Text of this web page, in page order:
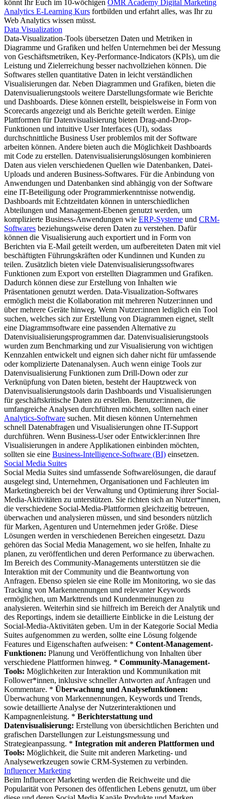
könnt Ihr Euch im 10-wöchigen OMR Academy Digital Marketing
Analytics E-Learning Kurs fortbilden und erfahrt alles, was Ihr zu
Web Analytics wissen müsst.
Data Visualization
Data-Visualization-Tools übersetzen Daten und Metriken in
Diagramme und Grafiken und helfen Unternehmen bei der Messung
von Geschäftsmetriken, Key-Performance-Indicators (KPIs), um die
Leistung und Zielerreichung besser nachvollziehen können. Die
Softwares stellen quantitative Daten in leicht verständlichen
Visualisierungen dar. Neben Diagrammen und Grafiken, bieten die
Datenvisualierungstools weitere Darstellungsformate wie Berichte
und Dashboards. Diese können erstellt, beispielsweise in Form von
Scorecards angezeigt und als Berichte geteilt werden. Einige
Plattformen für Datenvisualisierung bieten Drag-and-Drop-
Funktionen und intuitive User Interfaces (UI), sodass
durchschnittliche Business User problemlos mit der Software
arbeiten können. Andere bieten auch die Möglichkeit Dashboards
mit Code zu erstellen. Datenvisualisierungslösungen kombinieren
Daten aus vielen verschiedenen Quellen wie Datenbanken, Datei-
Uploads und anderen Business-Softwares. Für die Anbindung von
Anwendungen und Datenbanken sind abhängig von der Software
eine IT-Beteiligung oder Programmierkenntnisse notwendig.
Dashboards mit Echtzeitdaten können in unterschiedlichen
Abteilungen und Management-Ebenen genutzt werden, um
komplizierte Business-Anwendungen wie ERP-Systeme und CRM-
Softwares beziehungsweise deren Daten zu verstehen. Dafür
können die Visualisierung auch exportiert und in Form von
Berichten via E-Mail geteilt werden, um aufbereiteten Daten mit viel
beschäftigten Führungskräften oder Kundinnen und Kunden zu
teilen. Zusätzlich bieten viele Datenvisualisierungssoftwares
Funktionen zum Export von erstellten Diagrammen und Grafiken.
Dadurch können diese zur Erstellung von Inhalten wie
Präsentationen genutzt werden. Data-Visualization-Softwares
ermöglich meist die Kollaboration mit mehreren Nutzer:innen und
über mehrere Geräte hinweg. Wenn Nutzer:innen lediglich ein Tool
suchen, welches sich zur Erstellung von Diagrammen eignet, stellt
eine Diagrammsoftware eine passenden Alternative zu
Datenvisiualisierungsprogrammen dar. Datenvisualisierungstools
wurden zum Benchmarking und zur Visualisierung von wichtigen
Kennzahlen entwickelt und eignen sich daher nicht für umfassende
oder komplizierte Datenanalysen. Auch wenn einige Tools zur
Datenvisualisierung Funktionen zum Drill-Down oder zur
Verknüpfung von Daten bieten, besteht der Hauptzweck von
Datenvisualisierungstools darin Dashboards und Visualisierungen
für geschäftskritische Daten zu erstellen. Benutzer:innen, die
umfangreiche Analysen durchführen möchten, sollten nach einer
Analytics-Software suchen. Mit diesen können Unternehmen
schnell Datenabfragen und Visualisierungen ohne IT-Support
durchführen. Wenn Business-User oder Entwickler:innen Ihre
Visualisierungen in andere Applikationen einbinden möchten,
sollten sie eine Business-Intelligence-Software (BI) einsetzen.
Social Media Suites
Social Media Suites sind umfassende Softwarelösungen, die darauf
ausgelegt sind, Unternehmen, Organisationen und Fachleuten im
Marketingbereich bei der Verwaltung und Optimierung ihrer Social-
Media-Aktivitäten zu unterstützen. Sie richten sich an Nutzer*innen,
die verschiedene Social-Media-Plattformen gleichzeitig betreuen,
überwachen und analysieren müssen, und sind besonders nützlich
für Marken, Agenturen und Unternehmen jeder Größe. Diese
Lösungen werden in verschiedenen Bereichen eingesetzt. Dazu
gehören das Social Media Management, wo sie helfen, Inhalte zu
planen, zu veröffentlichen und deren Performance zu überwachen.
Im Bereich des Community-Managements unterstützen sie die
Interaktion mit der Community und die Beantwortung von
Anfragen. Ebenso spielen sie eine Rolle im Monitoring, wo sie das
Tracking von Markennennungen und relevanter Keywords
ermöglichen, um Markttrends und Kundenmeinungen zu
analysieren. Weiterhin sind sie hilfreich im Bereich der Analytik und
des Reportings, indem sie detaillierte Einblicke in die Leistung der
Social-Media-Aktivitäten geben. Um in der Kategorie Social Media
Suites aufgenommen zu werden, sollte eine Lösung folgende
Features und Eigenschaften aufweisen: * Content-Management-
Funktionen: Planung und Veröffentlichung von Inhalten über
verschiedene Plattformen hinweg. * Community-Management-
Tools: Möglichkeiten zur Interaktion und Kommunikation mit
Follower*innen, inklusive schneller Antworten auf Anfragen und
Kommentare. * Überwachung und Analysefunktionen:
Überwachung von Markennennungen, Keywords und Trends,
sowie detaillierte Analyse der Nutzerinteraktionen und
Kampagnenleistung. * Berichterstattung und
Datenvisualisierung: Erstellung von übersichtlichen Berichten und
grafischen Darstellungen zur Leistungsmessung und
Strategieanpassung. * Integration mit anderen Plattformen und
Tools: Möglichkeit, die Suite mit anderen Marketing- und
Analysewerkzeugen sowie CRM-Systemen zu verbinden.
Influencer Marketing
Beim Influencer Marketing werden die Reichweite und die
Popularität von Personen des öffentlichen Lebens genutzt, um über